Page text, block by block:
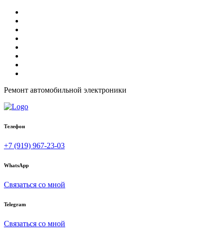
Ремонт автомобильной электроники
Телефон
+7 (919) 967-23-03
WhatsApp
Связаться со мной
Telegram
Связаться со мной